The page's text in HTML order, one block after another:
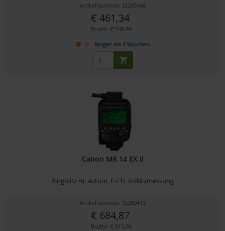
Artikelnummer: 12265468
€ 461,34
Brutto: € 548,99
länger als 4 Wochen
Canon MR 14 EX II
Ringblitz m. autom. E-TTL II-Blitzmessung
Artikelnummer: 12280413
€ 684,87
Brutto: € 815,00